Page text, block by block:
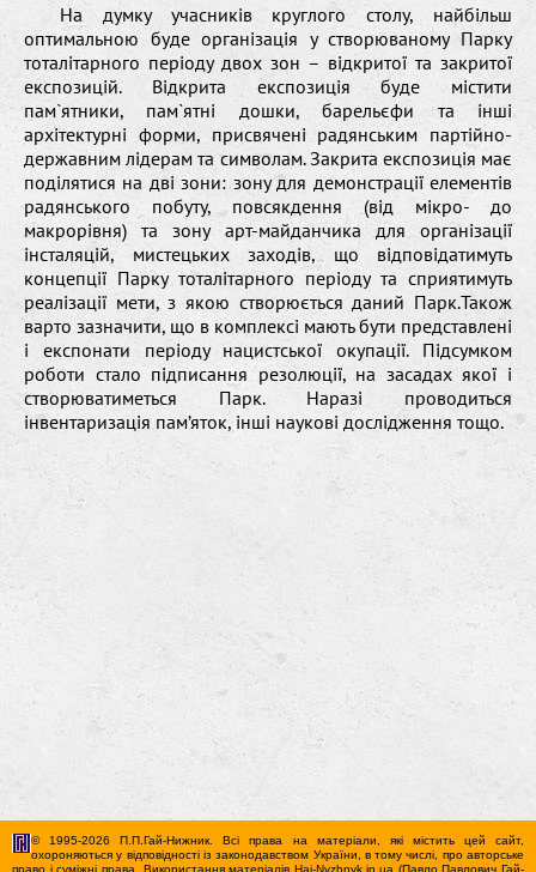
На думку учасників круглого столу, найбільш
оптимальною буде організація у створюваному Парку
тоталітарного періоду двох зон – відкритої та закритої
експозицій. Відкрита експозиція буде містити
пам`ятники, пам`ятні дошки, барельєфи та інші
архітектурні форми, присвячені радянським партійно-
державним лідерам та символам. Закрита експозиція має
поділятися на дві зони: зону для демонстрації елементів
радянського побуту, повсякдення (від мікро- до
макрорівня) та зону арт-майданчика для організації
інсталяцій, мистецьких заходів, що відповідатимуть
концепції Парку тоталітарного періоду та сприятимуть
реалізації мети, з якою створюється даний Парк.Також
варто зазначити, що в комплексі мають бути представлені
і експонати періоду нацистської окупації. Підсумком
роботи стало підписання резолюції, на засадах якої і
створюватиметься Парк. Наразі проводиться
інвентаризація пам’яток, інші наукові дослідження тощо.
© 1995-2026 П.П.Гай-Нижник. Всі права на матеріали, які містить цей сайт,
охороняються у відповідності із законодавством України, в тому числі, про авторське
право і суміжні права. Використання матерiалiв Hai-Nyzhnyk.in.ua (Павло Павлович Гай-